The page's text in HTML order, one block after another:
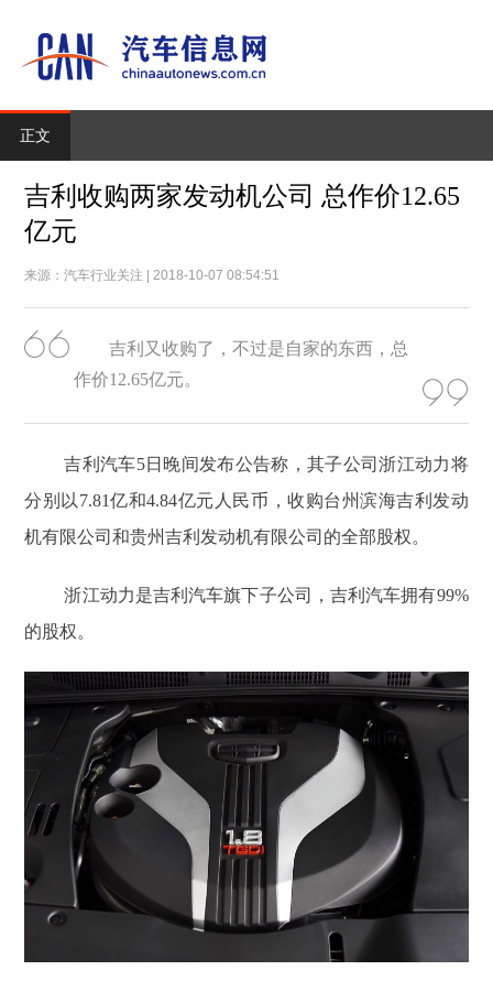
正文
吉利收购两家发动机公司 总作价12.65
亿元
来源：汽车行业关注 | 2018-10-07 08:54:51
吉利又收购了，不过是自家的东西，总
作价12.65亿元。
吉利汽车5日晚间发布公告称，其子公司浙江动力将
分别以7.81亿和4.84亿元人民币，收购台州滨海吉利发动
机有限公司和贵州吉利发动机有限公司的全部股权。
浙江动力是吉利汽车旗下子公司，吉利汽车拥有99%
的股权。